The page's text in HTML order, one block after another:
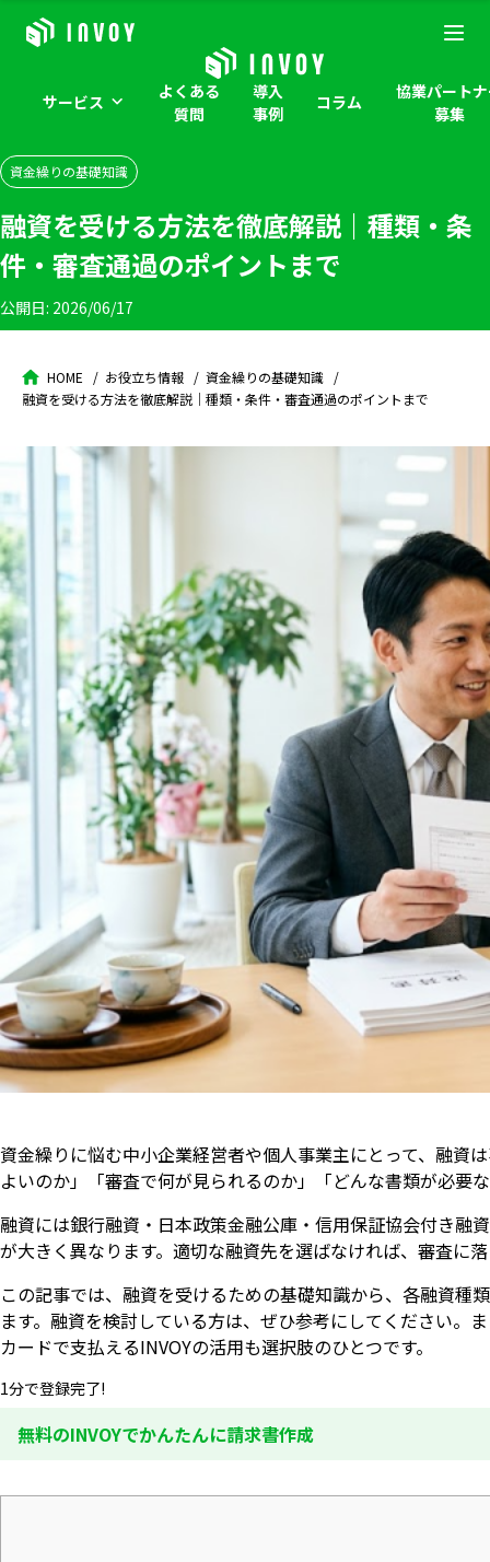
サービス
よくある
質問
導入
事例
コラム
協業パート
募集
資金繰りの基礎知識
融資を受ける方法を徹底解説｜種類・条
件・審査通過のポイントまで
公開日: 2026/06/17
HOME お役立ち情報
資金繰りの基礎知識
融資を受ける方法を徹底解説｜種類・条件・審査通過のポイントまで
資金繰りに悩む中小企業経営者や個人事業主にとって、融資
よいのか」「審査で何が見られるのか」「どんな書類が必要
融資には銀行融資・日本政策金融公庫・信用保証協会付き融
が大きく異なります。適切な融資先を選ばなければ、審査に
この記事では、融資を受けるための基礎知識から、各融資種
ます。融資を検討している方は、ぜひ参考にしてください。
カードで支払えるINVOYの活用も選択肢のひとつです。
1分で登録完了!
無料のINVOYでかんたんに請求書作成